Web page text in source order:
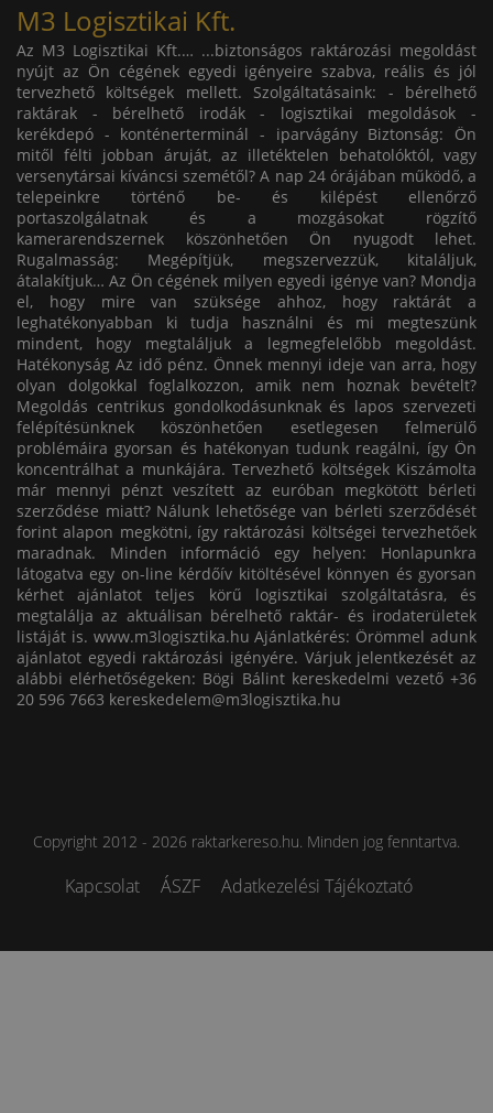
M3 Logisztikai Kft.
Az M3 Logisztikai Kft.… ...biztonságos raktározási megoldást
nyújt az Ön cégének egyedi igényeire szabva, reális és jól
tervezhető költségek mellett. Szolgáltatásaink: - bérelhető
raktárak - bérelhető irodák - logisztikai megoldások -
kerékdepó - konténerterminál - iparvágány Biztonság: Ön
mitől félti jobban áruját, az illetéktelen behatolóktól, vagy
versenytársai kíváncsi szemétől? A nap 24 órájában működő, a
telepeinkre történő be- és kilépést ellenőrző
portaszolgálatnak és a mozgásokat rögzítő
kamerarendszernek köszönhetően Ön nyugodt lehet.
Rugalmasság: Megépítjük, megszervezzük, kitaláljuk,
átalakítjuk… Az Ön cégének milyen egyedi igénye van? Mondja
el, hogy mire van szüksége ahhoz, hogy raktárát a
leghatékonyabban ki tudja használni és mi megteszünk
mindent, hogy megtaláljuk a legmegfelelőbb megoldást.
Hatékonyság Az idő pénz. Önnek mennyi ideje van arra, hogy
olyan dolgokkal foglalkozzon, amik nem hoznak bevételt?
Megoldás centrikus gondolkodásunknak és lapos szervezeti
felépítésünknek köszönhetően esetlegesen felmerülő
problémáira gyorsan és hatékonyan tudunk reagálni, így Ön
koncentrálhat a munkájára. Tervezhető költségek Kiszámolta
már mennyi pénzt veszített az euróban megkötött bérleti
szerződése miatt? Nálunk lehetősége van bérleti szerződését
forint alapon megkötni, így raktározási költségei tervezhetőek
maradnak. Minden információ egy helyen: Honlapunkra
látogatva egy on-line kérdőív kitöltésével könnyen és gyorsan
kérhet ajánlatot teljes körű logisztikai szolgáltatásra, és
megtalálja az aktuálisan bérelhető raktár- és irodaterületek
listáját is. www.m3logisztika.hu Ajánlatkérés: Örömmel adunk
ajánlatot egyedi raktározási igényére. Várjuk jelentkezését az
alábbi elérhetőségeken: Bögi Bálint kereskedelmi vezető +36
20 596 7663 kereskedelem@m3logisztika.hu
Copyright 2012 - 2026 raktarkereso.hu. Minden jog fenntartva.
Kapcsolat ÁSZF Adatkezelési Tájékoztató